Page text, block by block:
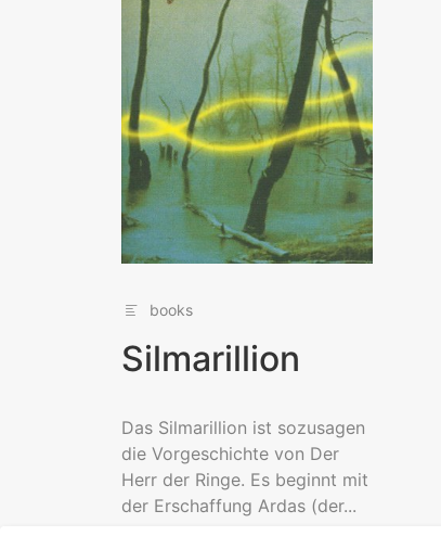
books
Silmarillion
Das Silmarillion ist sozusagen
die Vorgeschichte von Der
Herr der Ringe. Es beginnt mit
der Erschaffung Ardas (der...